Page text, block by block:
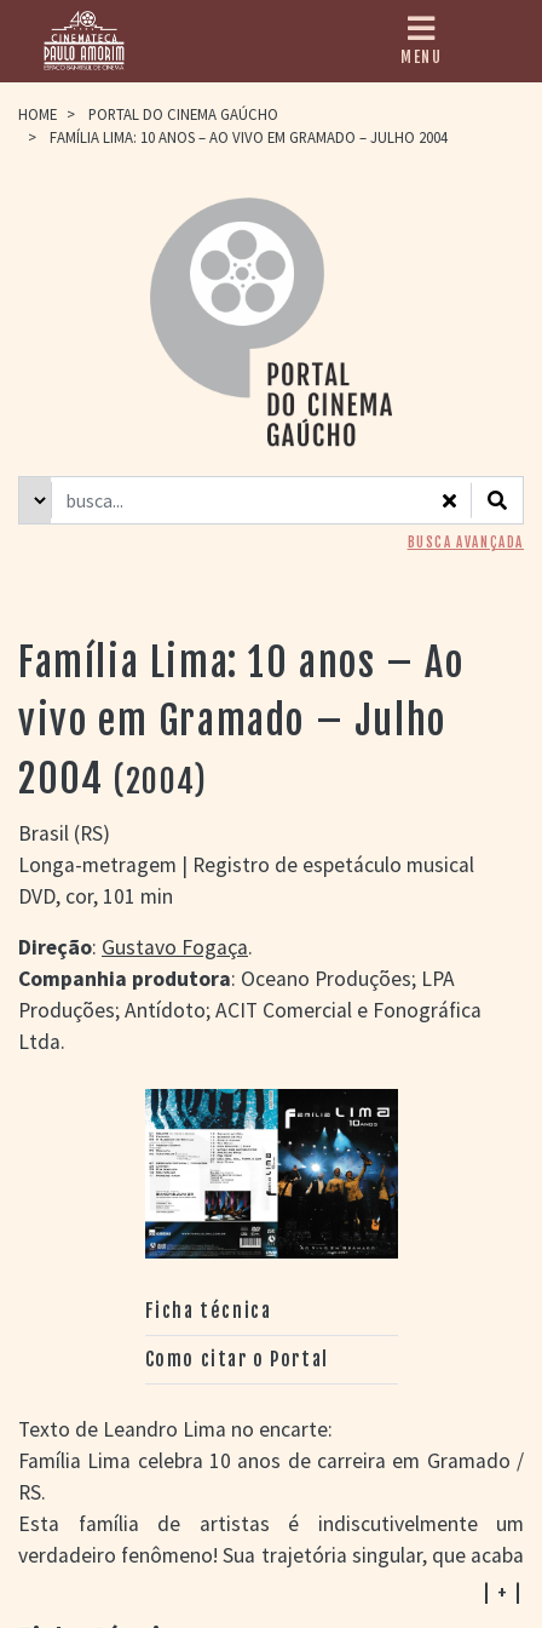
HOME
PAULO AMORIM
> HOMENAGEADOS
> EQUIPE
> ASSOCIAÇÃO DOS
> BIBLIOTECA
ROMEU GRIMALDI
> GRADE SEMANAL
> PREÇOS E
DESCONTOS
CINEMA GAÚCHO
> APRESENTAÇÃO
> BUSCA AVANÇADA
> FILMOGRAFIAS DE
CINEASTAS
> BIBLIOGRAFIAS
CONTATO E
LOCALIZAÇÃO
MENU
HOME >
PORTAL DO CINEMA GAÚCHO
>
FAMÍLIA LIMA: 10 ANOS – AO VIVO EM GRAMADO – JULHO 2004
BUSCA AVANÇADA
Família Lima: 10 anos – Ao
vivo em Gramado – Julho
2004 (2004)
Brasil (RS)
Longa-metragem | Registro de espetáculo musical
DVD, cor, 101 min
Direção: Gustavo Fogaça.
Companhia produtora: Oceano Produções; LPA
Produções; Antídoto; ACIT Comercial e Fonográfica
Ltda.
Ficha técnica
Como citar o Portal
Texto de Leandro Lima no encarte:
Família Lima celebra 10 anos de carreira em Gramado /
RS.
Esta família de artistas é indiscutivelmente um
verdadeiro fenômeno! Sua trajetória singular, que acaba
de completar uma década, conquistou admiradores
dentro e fora do Brasil, levando a excursões pelo
| + |